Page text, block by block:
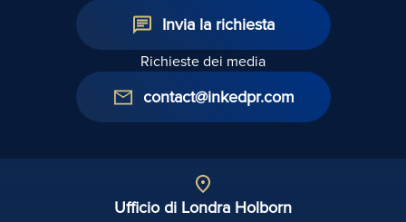
Invia la richiesta
Richieste dei media
contact@inkedpr.com
Ufficio di Londra Holborn